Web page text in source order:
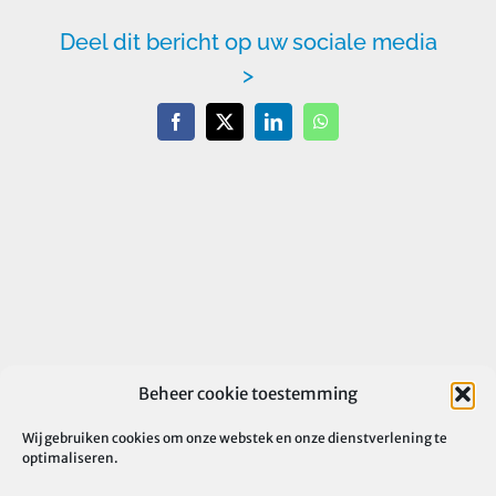
Beheer cookie toestemming
Wij gebruiken cookies om onze webstek en onze dienstverlening te
optimaliseren.
Deel dit bericht op uw sociale media
>
Facebook
X LinkedInWhatsApp